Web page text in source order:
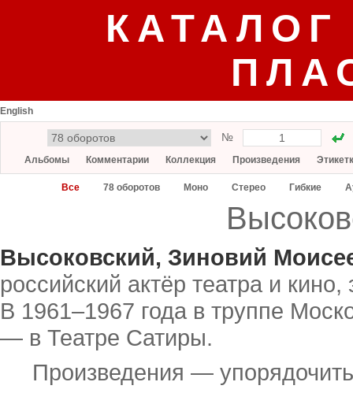
English
№
Альбомы Комментарии Коллекция Произведения
Все 78 оборотов Моно Стерео Гибкие
Высоковский, Зиновий
российский актёр театра и
В 1961–1967 года в труппе
— в Театре Сатиры.
Произведения —